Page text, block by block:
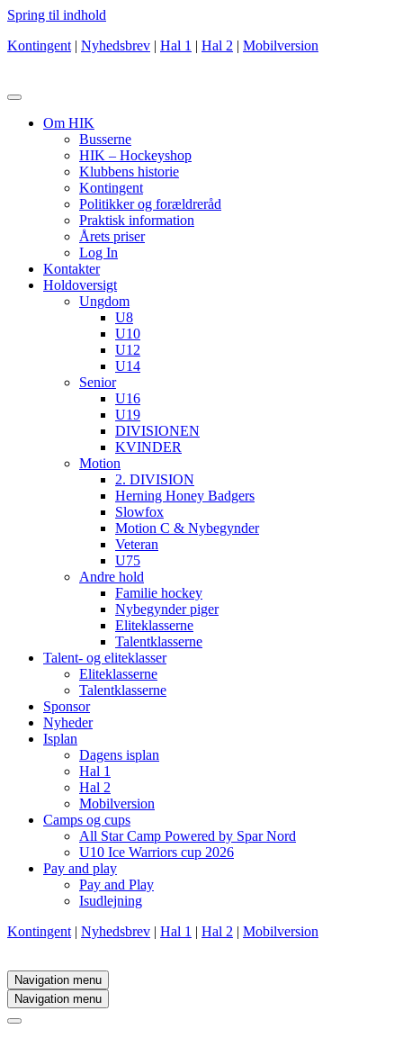
Spring til indhold
Kontingent | Nyhedsbrev | Hal 1 | Hal 2 | Mobilversion
Om HIK
Busserne
HIK – Hockeyshop
Klubbens historie
Kontingent
Politikker og forældreråd
Praktisk information
Årets priser
Log In
Kontakter
Holdoversigt
Ungdom
U8
U10
U12
U14
Senior
U16
U19
DIVISIONEN
KVINDER
Motion
2. DIVISION
Herning Honey Badgers
Slowfox
Motion C & Nybegynder
Veteran
U75
Andre hold
Familie hockey
Nybegynder piger
Eliteklasserne
Talentklasserne
Talent- og eliteklasser
Eliteklasserne
Talentklasserne
Sponsor
Nyheder
Isplan
Dagens isplan
Hal 1
Hal 2
Mobilversion
Camps og cups
All Star Camp Powered by Spar Nord
U10 Ice Warriors cup 2026
Pay and play
Pay and Play
Isudlejning
Kontingent | Nyhedsbrev | Hal 1 | Hal 2 | Mobilversion
Navigation menu
Navigation menu